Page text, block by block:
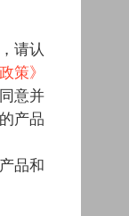
请认
策》
意并
产品
品和